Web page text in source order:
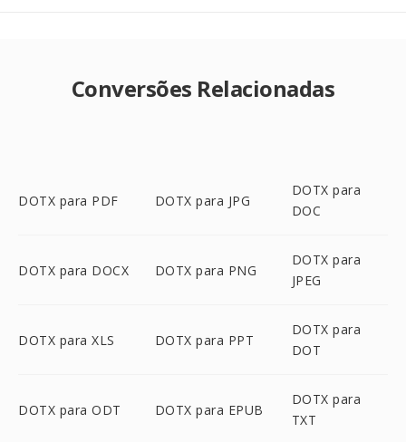
Conversões Relacionadas
DOTX para PDF DOTX para JPG
DOTX para
DOC
DOTX para DOCX DOTX para PNG
DOTX para
JPEG
DOTX para XLS DOTX para PPT
DOTX para
DOT
DOTX para ODT DOTX para EPUB
DOTX para
TXT